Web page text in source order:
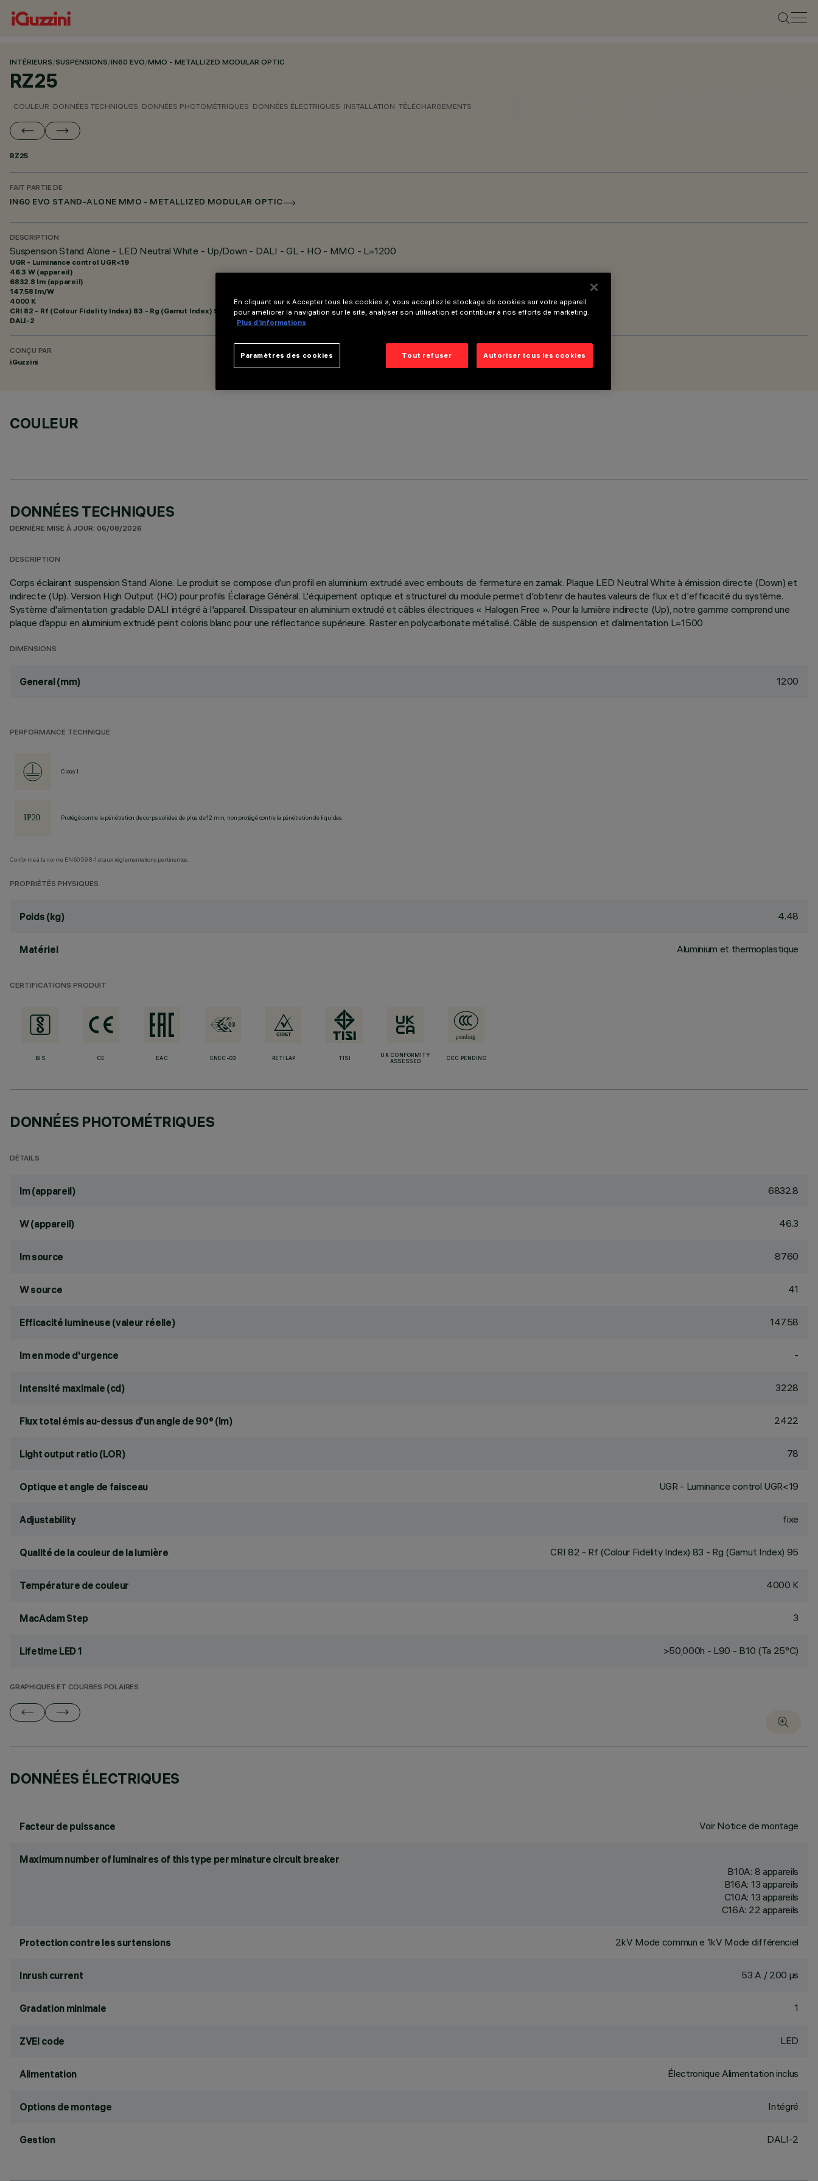
INTÉRIEURS/SUSPENSIONS/IN60 EVO/MMO - METALLIZED MODULAR OPTIC
RZ25
COULEUR DONNÉES TECHNIQUES DONNÉES PHOTOMÉTRIQUES DONNÉES ÉLECTRIQUES INSTALLATION TÉLÉCHARGEMENTS
RZ25
FAIT PARTIE DE
IN60 EVO STAND-ALONE MMO - METALLIZED MODULAR OPTIC
DESCRIPTION
Suspension Stand Alone - LED Neutral White - Up/Down - DALI - GL - HO - MMO - L=1200
UGR - Luminance control UGR<19
46.3 W (appareil)
6832.8 lm (appareil)
147.58 lm/W
4000 K
CRI 82 - Rf (Colour Fidelity Index) 83 - Rg (Gamut Index) 95
DALI-2
CONÇU PAR
iGuzzini
COULEUR
DONNÉES TECHNIQUES
DERNIÈRE MISE À JOUR: 06/08/2026
DESCRIPTION
Corps éclairant suspension Stand Alone. Le produit se compose d’un profil en aluminium extrudé avec embouts de fermeture en zamak. Plaque LED Neutral White à émission directe (Down) et
indirecte (Up). Version High Output (HO) pour profils Éclairage Général. L'équipement optique et structurel du module permet d'obtenir de hautes valeurs de flux et d'efficacité du système.
Système d'alimentation gradable DALI intégré à l'appareil. Dissipateur en aluminium extrudé et câbles électriques « Halogen Free ». Pour la lumière indirecte (Up), notre gamme comprend une
plaque d’appui en aluminium extrudé peint coloris blanc pour une réflectance supérieure. Raster en polycarbonate métallisé. Câble de suspension et d’alimentation L=1500
DIMENSIONS
General (mm) 1200
PERFORMANCE TECHNIQUE
Class I
Protégé contre la pénétration de corps solides de plus de 12 mm, non protégé contre la pénétration de liquides.
Conforme à la norme EN60598-1 et aux réglementations pertinentes.
PROPRIÉTÉS PHYSIQUES
Poids (kg) 4.48
Matériel Aluminium et thermoplastique
CERTIFICATIONS PRODUIT
BIS CE EAC ENEC-03 RETILAP TISI
UK CONFORMITY
ASSESSED
CCC PENDING
DONNÉES PHOTOMÉTRIQUES
DÉTAILS
lm (appareil) 6832.8
W (appareil) 46.3
lm source 8760
W source 41
Efficacité lumineuse (valeur réelle) 147.58
lm en mode d'urgence -
Intensité maximale (cd) 3228
Flux total émis au-dessus d'un angle de 90° (lm) 2422
Light output ratio (LOR) 78
Optique et angle de faisceau UGR - Luminance control UGR<19
Adjustability fixe
Qualité de la couleur de la lumière CRI 82 - Rf (Colour Fidelity Index) 83 - Rg (Gamut Index) 95
Température de couleur 4000 K
MacAdam Step 3
Lifetime LED 1 >50,000h - L90 - B10 (Ta 25°C)
GRAPHIQUES ET COURBES POLAIRES
DONNÉES ÉLECTRIQUES
Facteur de puissance Voir Notice de montage
Maximum number of luminaires of this type per minature circuit breaker
B10A: 8 appareils
B16A: 13 appareils
C10A: 13 appareils
C16A: 22 appareils
Protection contre les surtensions 2kV Mode commun e 1kV Mode différenciel
Inrush current 53 A / 200 µs
Gradation minimale 1
ZVEI code LED
Alimentation Électronique Alimentation inclus
Options de montage Intégré
Gestion DALI-2
En cliquant sur « Accepter tous les cookies », vous acceptez le stockage de cookies sur votre appareil
pour améliorer la navigation sur le site, analyser son utilisation et contribuer à nos efforts de marketing.
Plus d’informations
Tout refuser Autoriser tous les cookies
Paramètres des cookies